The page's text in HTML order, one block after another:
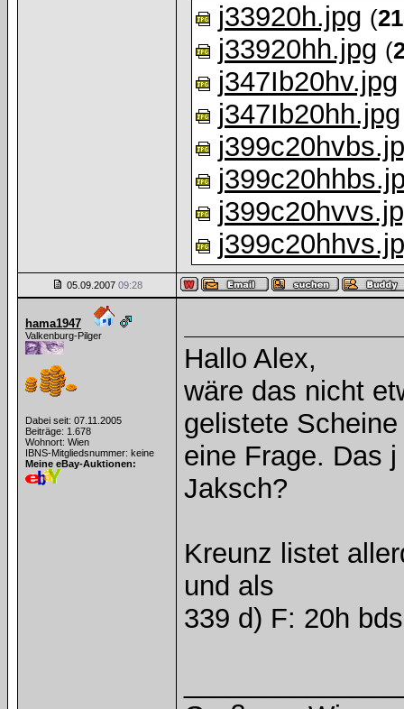
j33920h.jpg (
j33920hh.jpg (
j347Ib20hv.jpg
j347Ib20hh.jpg
05.09.2007 09:28
hama1947
Valkenburg-Pilger
Dabei seit: 07.11.2005
Beiträge: 1.678
Wohnort: Wien
IBNS-Mitgliedsnummer: keine
Meine eBay-Auktionen:
Hallo Alex,
wäre das nicht
gelistete
eine Frage. Das
Jaksch?
Kreunz listet
und als
339 d) F: 20h